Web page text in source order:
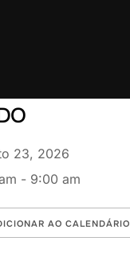
23, 2026
- 9:00 am
AO CALENDÁRIO